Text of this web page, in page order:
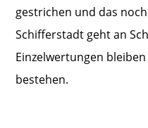
gestrichen und das
Schifferstadt geht an
Einzelwertungen
bestehen.